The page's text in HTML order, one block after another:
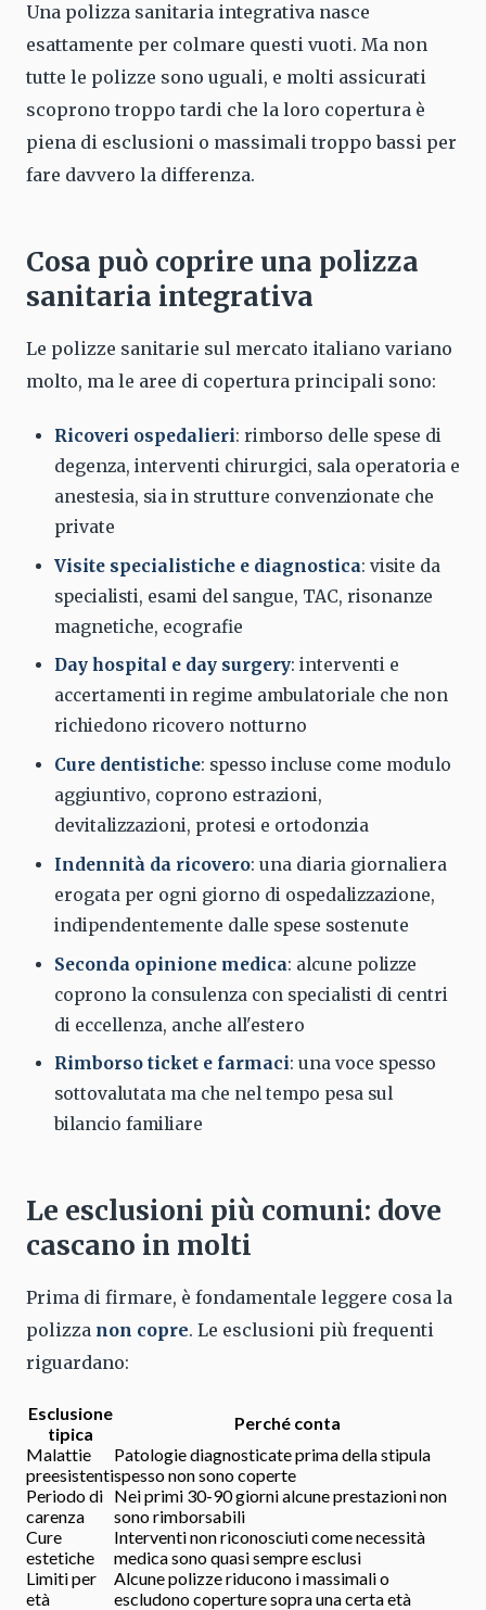
Una polizza sanitaria integrativa nasce
esattamente per colmare questi vuoti. Ma non
tutte le polizze sono uguali, e molti assicurati
scoprono troppo tardi che la loro copertura è
piena di esclusioni o massimali troppo bassi per
fare davvero la differenza.
Cosa può coprire una polizza
sanitaria integrativa
Le polizze sanitarie sul mercato italiano variano
molto, ma le aree di copertura principali sono:
Ricoveri ospedalieri: rimborso delle spese di
degenza, interventi chirurgici, sala operatoria e
anestesia, sia in strutture convenzionate che
private
Visite specialistiche e diagnostica: visite da
specialisti, esami del sangue, TAC, risonanze
magnetiche, ecografie
Day hospital e day surgery: interventi e
accertamenti in regime ambulatoriale che non
richiedono ricovero notturno
Cure dentistiche: spesso incluse come modulo
aggiuntivo, coprono estrazioni,
devitalizzazioni, protesi e ortodonzia
Indennità da ricovero: una diaria giornaliera
erogata per ogni giorno di ospedalizzazione,
indipendentemente dalle spese sostenute
Seconda opinione medica: alcune polizze
coprono la consulenza con specialisti di centri
di eccellenza, anche all'estero
Rimborso ticket e farmaci: una voce spesso
sottovalutata ma che nel tempo pesa sul
bilancio familiare
Le esclusioni più comuni: dove
cascano in molti
Prima di firmare, è fondamentale leggere cosa la
polizza non copre. Le esclusioni più frequenti
riguardano:
Esclusione
tipica
Perché conta
Malattie
preesistenti
Patologie diagnosticate prima della stipula
spesso non sono coperte
Periodo di
carenza
Nei primi 30-90 giorni alcune prestazioni non
sono rimborsabili
Cure
estetiche
Interventi non riconosciuti come necessità
medica sono quasi sempre esclusi
Limiti per
età
Alcune polizze riducono i massimali o
escludono coperture sopra una certa età